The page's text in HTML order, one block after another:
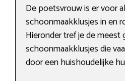
De poetsvrouw is er voor
schoonmaakklusjes in en
Hieronder tref je de meest
schoonmaakklusjes die
door een huishoudelijke